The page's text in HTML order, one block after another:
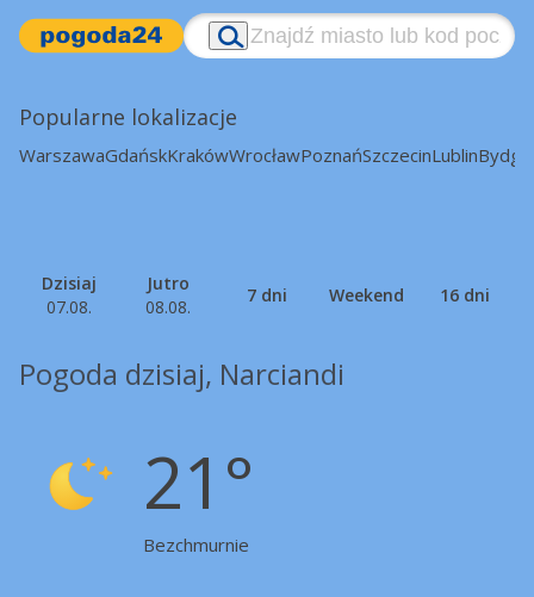
Popularne lokalizacje
WarszawaGdańskKrakówWrocławPoznańSzczecinLublin
Dzisiaj
07.08.
Jutro
08.08.
7 dni Weekend 16 dni
Pogoda dzisiaj, Narciandi
21°
Bezchmurnie